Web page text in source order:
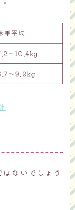
重平均
～10.4kg
～9.9kg
ないでしょう